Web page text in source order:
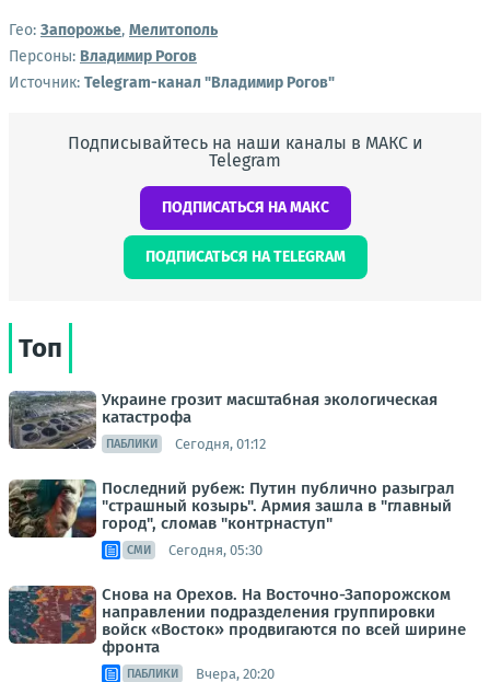
Гео: Запорожье, Мелитополь
Персоны: Владимир Рогов
Источник: Telegram-канал "Владимир Рогов"
Подписывайтесь на наши каналы в МАКС и
Telegram
ПОДПИСАТЬСЯ НА МАКС
ПОДПИСАТЬСЯ НА TELEGRAM
Топ
Украине грозит масштабная экологическая
катастрофа
ПАБЛИКИ Сегодня, 01:12
Последний рубеж: Путин публично разыграл
"страшный козырь". Армия зашла в "главный
город", сломав "контрнаступ"
СМИ Сегодня, 05:30
Снова на Орехов. На Восточно-Запорожском
направлении подразделения группировки
войск «Восток» продвигаются по всей ширине
фронта
ПАБЛИКИ Вчера, 20:20